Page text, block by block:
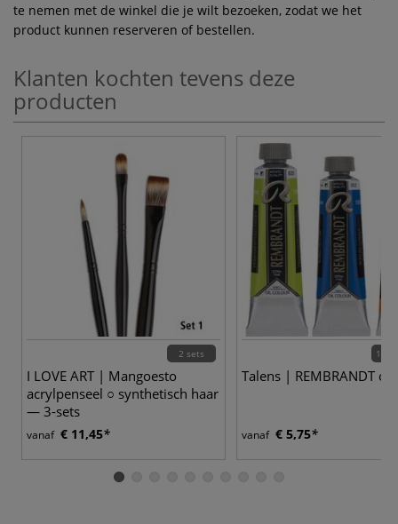
te nemen met de winkel die je wilt bezoeken, zodat we het
product kunnen reserveren of bestellen.
Klanten kochten tevens deze
producten
2 sets
I LOVE ART | Mangoesto
acrylpenseel ○ synthetisch haar
— 3-sets
vanaf € 11,45
120
Talens | REMBRANDT
vanaf € 5,75